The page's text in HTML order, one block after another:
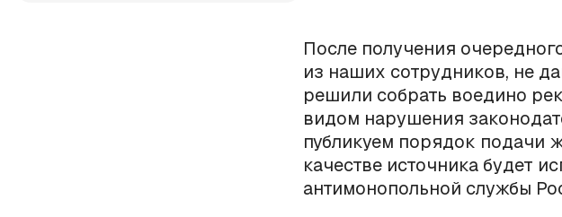
После получения
из наших сотрудников, не
решили собрать воедино
видом нарушения
публикуем порядок подачи
качестве источника будет
антимонопольной службы